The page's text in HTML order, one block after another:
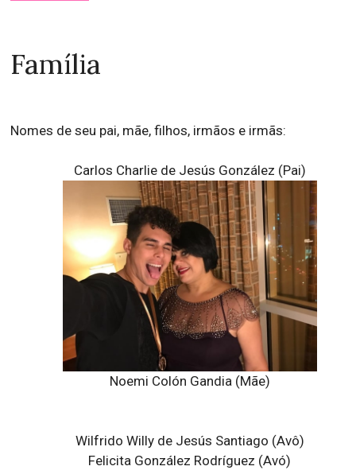
Família
Nomes de seu pai, mãe, filhos, irmãos e irmãs:
Carlos Charlie de Jesús González (Pai)
Noemi Colón Gandia (Mãe)
Wilfrido Willy de Jesús Santiago (Avô)
Felicita González Rodríguez (Avó)